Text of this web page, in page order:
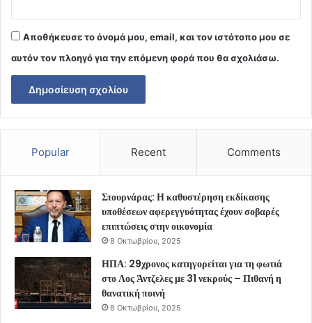
Αποθήκευσε το όνομά μου, email, και τον ιστότοπο μου σε
αυτόν τον πλοηγό για την επόμενη φορά που θα σχολιάσω.
Popular Recent Comments
Στουρνάρας: Η καθυστέρηση εκδίκασης
υποθέσεων αφερεγγυότητας έχουν σοβαρές
επιπτώσεις στην οικονομία
8 Οκτωβρίου, 2025
ΗΠΑ: 29χρονος κατηγορείται για τη φωτιά
στο Λος Άντζελες με 31 νεκρούς – Πιθανή η
θανατική ποινή
8 Οκτωβρίου, 2025